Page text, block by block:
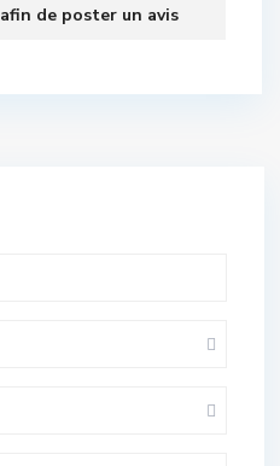
afin de poster un avis